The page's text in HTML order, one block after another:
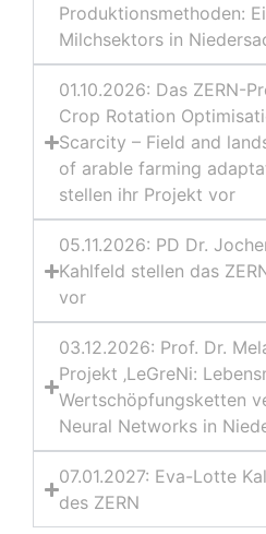
Produktionsmethoden:
Milchsektors in
01.10.2026: Das ZERN-
Crop Rotation
Scarcity – Field and
of arable farming
stellen ihr Projekt vor
05.11.2026: PD Dr.
Kahlfeld stellen das
vor
03.12.2026: Prof. Dr.
Projekt ‚LeGreNi:
Wertschöpfungsketten
Neural Networks in
07.01.2027: Eva-Lotte
des ZERN